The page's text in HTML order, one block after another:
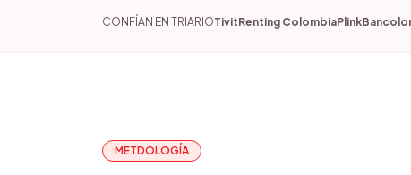
CONFÍAN EN TRIARIOTivitRenting ColombiaPlink
METDOLOGÍA